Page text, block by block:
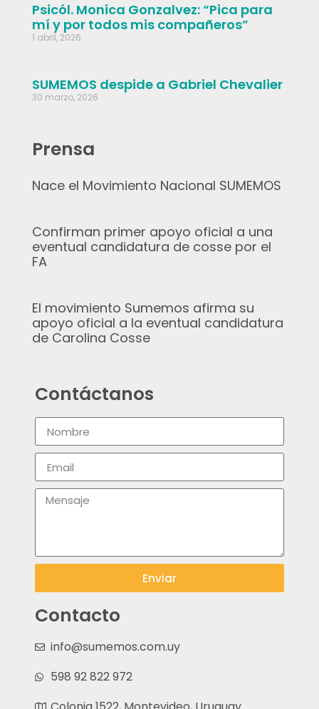
Psicól. Monica Gonzalvez: “Pica para
mí y por todos mis compañeros”
1 abril, 2026
SUMEMOS despide a Gabriel Chevalier
30 marzo, 2026
Prensa
Nace el Movimiento Nacional SUMEMOS
Confirman primer apoyo oficial a una
eventual candidatura de cosse por el
FA
El movimiento Sumemos afirma su
apoyo oficial a la eventual candidatura
de Carolina Cosse
Contáctanos
Enviar
Contacto
info@sumemos.com.uy
598 92 822 972